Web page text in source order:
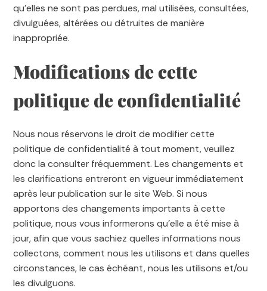
qu’elles ne sont pas perdues, mal utilisées, consultées,
divulguées, altérées ou détruites de manière
inappropriée.
Modifications de cette
politique de confidentialité
Nous nous réservons le droit de modifier cette
politique de confidentialité à tout moment, veuillez
donc la consulter fréquemment. Les changements et
les clarifications entreront en vigueur immédiatement
après leur publication sur le site Web. Si nous
apportons des changements importants à cette
politique, nous vous informerons qu’elle a été mise à
jour, afin que vous sachiez quelles informations nous
collectons, comment nous les utilisons et dans quelles
circonstances, le cas échéant, nous les utilisons et/ou
les divulguons.